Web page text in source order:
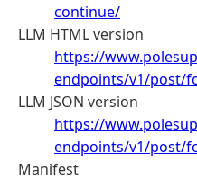
continue/
LLM HTML version
https://
endpoints/v1/post/
LLM JSON version
https://
endpoints/v1/post/
Manifest